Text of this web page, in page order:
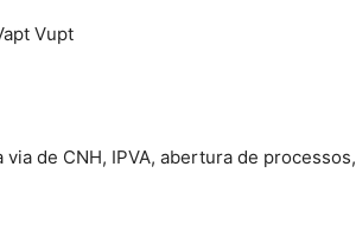
Vupt
de CNH, IPVA, abertura de processos,